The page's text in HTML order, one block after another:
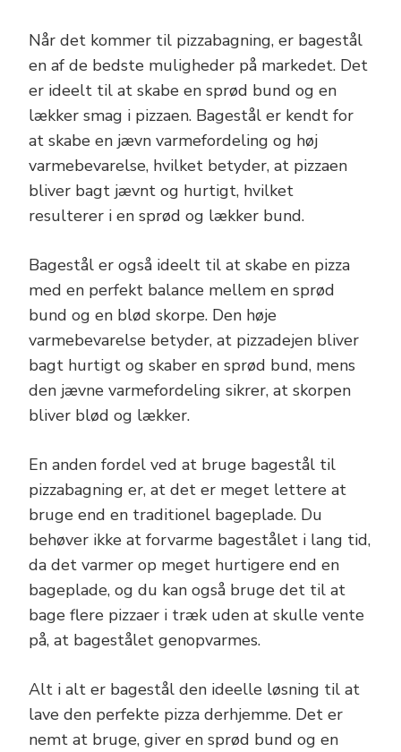
Når det kommer til pizzabagning, er bagestål
en af de bedste muligheder på markedet. Det
er ideelt til at skabe en sprød bund og en
lækker smag i pizzaen. Bagestål er kendt for
at skabe en jævn varmefordeling og høj
varmebevarelse, hvilket betyder, at pizzaen
bliver bagt jævnt og hurtigt, hvilket
resulterer i en sprød og lækker bund.
Bagestål er også ideelt til at skabe en pizza
med en perfekt balance mellem en sprød
bund og en blød skorpe. Den høje
varmebevarelse betyder, at pizzadejen bliver
bagt hurtigt og skaber en sprød bund, mens
den jævne varmefordeling sikrer, at skorpen
bliver blød og lækker.
En anden fordel ved at bruge bagestål til
pizzabagning er, at det er meget lettere at
bruge end en traditionel bageplade. Du
behøver ikke at forvarme bagestålet i lang tid,
da det varmer op meget hurtigere end en
bageplade, og du kan også bruge det til at
bage flere pizzaer i træk uden at skulle vente
på, at bagestålet genopvarmes.
Alt i alt er bagestål den ideelle løsning til at
lave den perfekte pizza derhjemme. Det er
nemt at bruge, giver en sprød bund og en